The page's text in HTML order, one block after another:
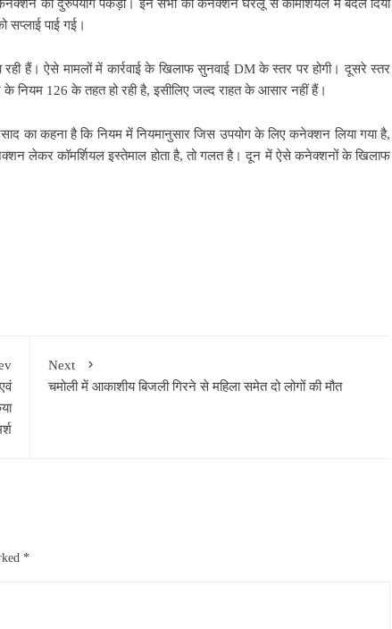
का दुरुपयोग पकड़ा। इन सभी का कनेक्शन घरेलू से कॉमर्शियल में बदल दिया
सप्लाई पाई गई।
हैं। ऐसे मामलों में कार्रवाई के खिलाफ सुनवाई DM के स्तर पर होगी। दूसरे स्तर
के नियम 126 के तहत हो रही है, इसीलिए जल्द राहत के आसार नहीं हैं।
का कहना है कि नियम में नियमानुसार जिस उपयोग के लिए कनेक्शन लिया गया है,
लेकर कॉमर्शियल इस्तेमाल होता है, तो गलत है। दून में ऐसे कनेक्शनों के खिलाफ
Next
चमोली में आकाशीय बिजली गिरने से महिला समेत दो लोगों की मौत
*